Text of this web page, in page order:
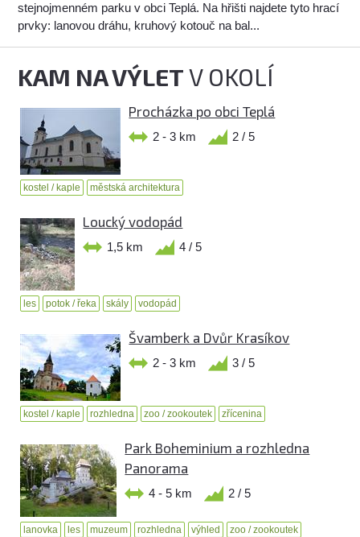
stejnojmenném parku v obci Teplá. Na hřišti najdete tyto hrací
prvky: lanovou dráhu, kruhový kotouč na bal...
KAM NA VÝLETV OKOLÍ
Procházka po obci Teplá
2 - 3 km 2 / 5
kostel / kaple městská architektura
Loucký vodopád
1,5 km 4 / 5
les potok / řeka skály vodopád
Švamberk a Dvůr Krasíkov
2 - 3 km 3 / 5
kostel / kaple rozhledna zoo / zookoutek zřícenina
Park Boheminium a rozhledna
Panorama
4 - 5 km 2 / 5
lanovka les muzeum rozhledna výhled zoo / zookoutek